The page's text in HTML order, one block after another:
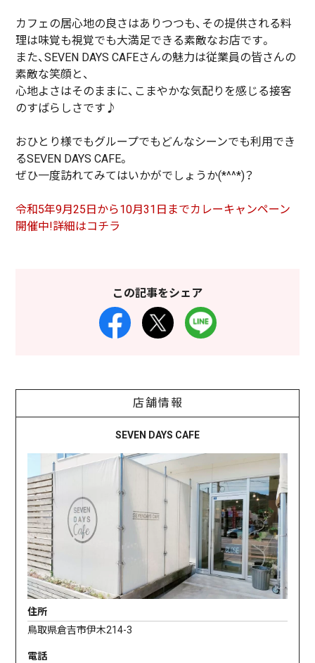
カフェの居心地の良さはありつつも、その提供される料
理は味覚も視覚でも大満足できる素敵なお店です。
また、SEVEN DAYS CAFEさんの魅力は従業員の皆さんの
素敵な笑顔と、
心地よさはそのままに、こまやかな気配りを感じる接客
のすばらしさです♪
おひとり様でもグループでもどんなシーンでも利用でき
るSEVEN DAYS CAFE。
ぜひ一度訪れてみてはいかがでしょうか(*^^*)？
令和5年9月25日から10月31日までカレーキャンペーン
開催中!詳細はコチラ
この記事をシェア
店舗情報
SEVEN DAYS CAFE
住所
鳥取県倉吉市伊木214-3
電話